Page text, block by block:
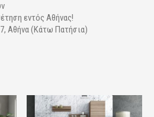
εντός Αθήνας!
Αθήνα (Κάτω Πατήσια)